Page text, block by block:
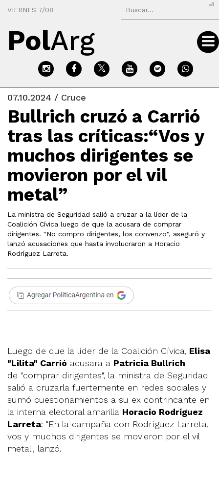
VIERNES 7/08
⏎
PolArg
07.10.2024 / Cruce
Bullrich cruzó a Carrió
tras las críticas:“Vos y
muchos dirigentes se
movieron por el vil
metal”
La ministra de Seguridad salió a cruzar a la líder de la
Coalición Cívica luego de que la acusara de comprar
dirigentes. "No compro dirigentes, los convenzo", aseguró y
lanzó acusaciones que hasta involucraron a Horacio
Rodríguez Larreta.
Luego de que la líder de la Coalición Cívica, Elisa
"Lilita" Carrió acusara a Patricia Bullrich
de "comprar dirigentes", la ministra de Seguridad
salió a cruzarla fuertemente en redes sociales y
sumó cuestionamientos a su ex contrincante en
la interna electoral amarilla Horacio Rodríguez
Larreta: "En la campaña con Rodríguez Larreta,
vos y muchos dirigentes se movieron por el vil
metal", lanzó.